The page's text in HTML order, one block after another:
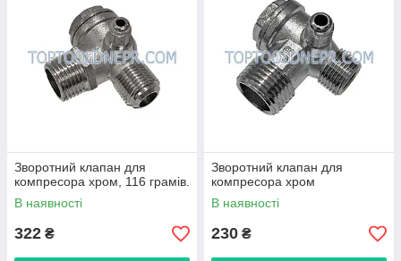
Зворотний клапан для
компресора хром, 116 грамів.
В наявності
322 ₴
Зворотний клапан для
компресора хром
В наявності
230 ₴